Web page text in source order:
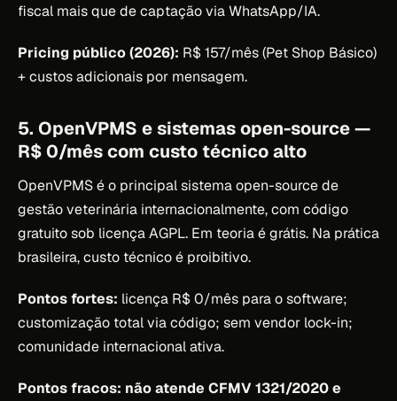
fiscal mais que de captação via WhatsApp/IA.
Pricing público (2026): R$ 157/mês (Pet Shop Básico)
+ custos adicionais por mensagem.
5. OpenVPMS e sistemas open-source —
R$ 0/mês com custo técnico alto
OpenVPMS é o principal sistema open-source de
gestão veterinária internacionalmente, com código
gratuito sob licença AGPL. Em teoria é grátis. Na prática
brasileira, custo técnico é proibitivo.
Pontos fortes: licença R$ 0/mês para o software;
customização total via código; sem vendor lock-in;
comunidade internacional ativa.
Pontos fracos: não atende CFMV 1321/2020 e